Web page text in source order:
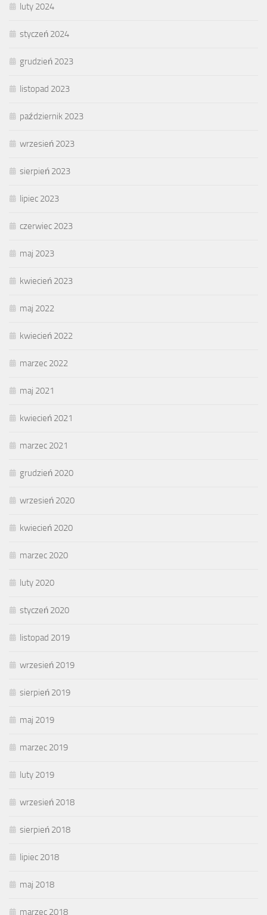
luty 2024
styczeń 2024
grudzień 2023
listopad 2023
październik 2023
wrzesień 2023
sierpień 2023
lipiec 2023
czerwiec 2023
maj 2023
kwiecień 2023
maj 2022
kwiecień 2022
marzec 2022
maj 2021
kwiecień 2021
marzec 2021
grudzień 2020
wrzesień 2020
kwiecień 2020
marzec 2020
luty 2020
styczeń 2020
listopad 2019
wrzesień 2019
sierpień 2019
maj 2019
marzec 2019
luty 2019
wrzesień 2018
sierpień 2018
lipiec 2018
maj 2018
marzec 2018